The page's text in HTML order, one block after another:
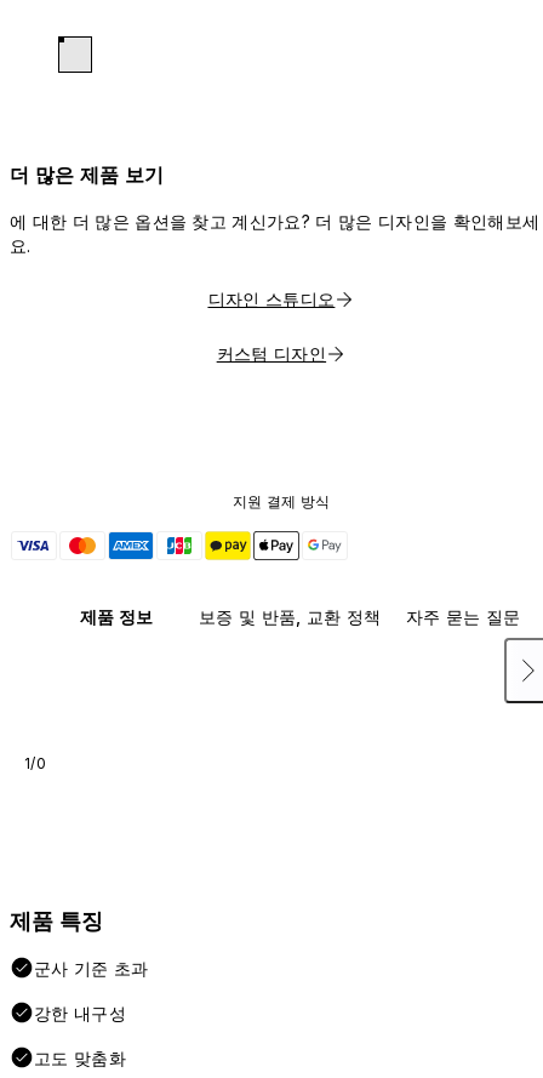
더 많은 제품 보기
에 대한 더 많은 옵션을 찾고 계신가요? 더 많은 디자인을 확인해보세
요.
디자인 스튜디오
커스텀 디자인
지원 결제 방식
제품 정보 보증 및 반품, 교환 정책 자주 묻는 질문
1/0
제품 특징
군사 기준 초과
강한 내구성
고도 맞춤화